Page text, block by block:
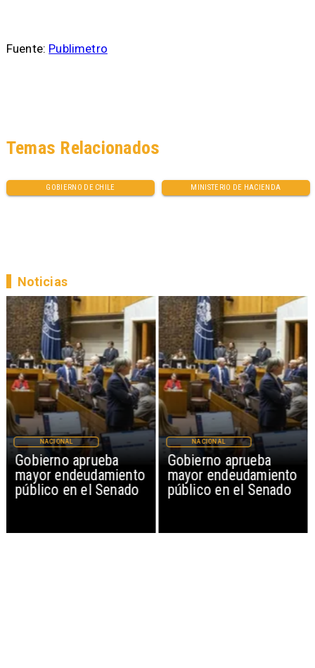
Fuente: Publimetro
GOBIERNO DE CHILE MINISTERIO DE HACIENDA
Temas Relacionados
Gobierno aprueba
mayor endeudamiento
público en el Senado
NACIONAL
Gobierno aprueba
mayor endeudamiento
público en el Senado
NACIONAL
Noticias